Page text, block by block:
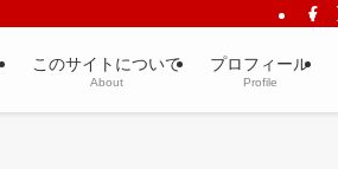
このサイトについて
About
プロフィール
Profile